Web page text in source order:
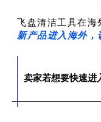
飞盘清洁工具在海
新产品进入海外，
卖家若想要快速进